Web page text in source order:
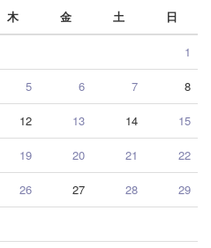
木 金 土 日
1
5 6 7 8
12 13 14 15
19 20 21 22
26 27 28 29